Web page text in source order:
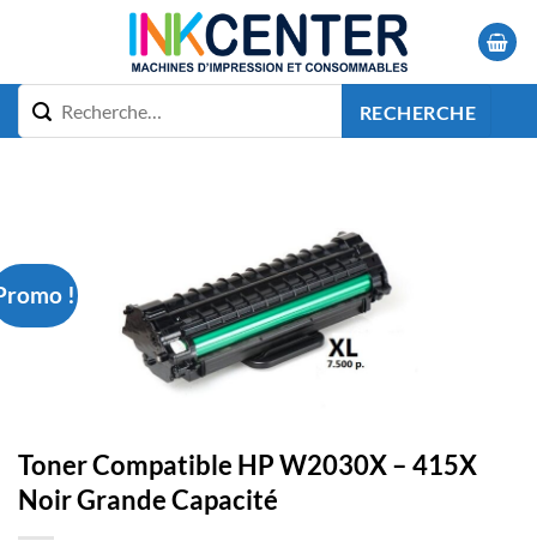
RECHERCHE
!
Toner Compatible HP W2030X – 415X
Noir Grande Capacité